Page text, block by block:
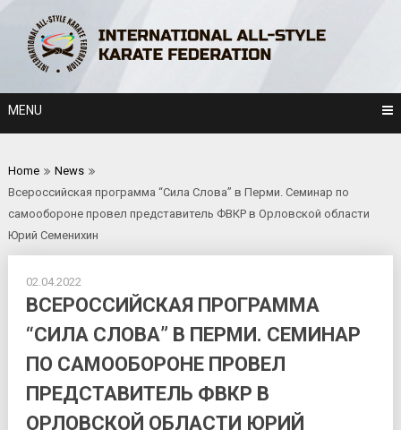
content
MENU
Home
News
Всероссийская программа “Сила Слова” в Перми. Семинар по
самообороне провел представитель ФВКР в Орловской области
Юрий Семенихин
02.04.2022
ВСЕРОССИЙСКАЯ ПРОГРАММА
“СИЛА СЛОВА” В ПЕРМИ. СЕМИНАР
ПО САМООБОРОНЕ ПРОВЕЛ
ПРЕДСТАВИТЕЛЬ ФВКР В
ОРЛОВСКОЙ ОБЛАСТИ ЮРИЙ